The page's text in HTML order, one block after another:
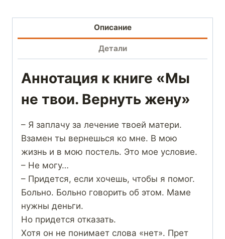
Описание
Детали
Аннотация к книге «Мы
не твои. Вернуть жену»
– Я заплачу за лечение твоей матери.
Взамен ты вернешься ко мне. В мою
жизнь и в мою постель. Это мое условие.
– Не могу…
– Придется, если хочешь, чтобы я помог.
Больно. Больно говорить об этом. Маме
нужны деньги.
Но придется отказать.
Хотя он не понимает слова «нет». Прет